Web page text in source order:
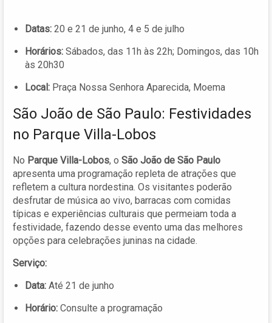
Datas: 20 e 21 de junho, 4 e 5 de julho
Horários: Sábados, das 11h às 22h; Domingos, das 10h
às 20h30
Local: Praça Nossa Senhora Aparecida, Moema
São João de São Paulo: Festividades
no Parque Villa-Lobos
No Parque Villa-Lobos, o São João de São Paulo
apresenta uma programação repleta de atrações que
refletem a cultura nordestina. Os visitantes poderão
desfrutar de música ao vivo, barracas com comidas
típicas e experiências culturais que permeiam toda a
festividade, fazendo desse evento uma das melhores
opções para celebrações juninas na cidade.
Serviço:
Data: Até 21 de junho
Horário: Consulte a programação